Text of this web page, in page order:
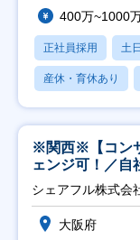
400万~1000
正社員採用 土
産休・育休あり
※関西※【コン
ェンジ可！／自
シェアフル株式会
大阪府